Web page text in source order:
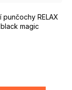
punčochy RELAX
black magic